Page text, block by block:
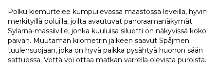
Polku kiemurtelee kumpuilevassa maastossa leveillä, hyvin
merkityillä poluilla, joilta avautuvat panoraamanäkymät
Sylarna-massiiville, jonka kuuluisa siluetti on näkyvissä koko
päivän. Muutaman kilometrin jälkeen saavut Spåjmen
tuulensuojaan, joka on hyvä paikka pysähtyä huonon sään
sattuessa. Vettä voi ottaa matkan varrella olevista puroista.